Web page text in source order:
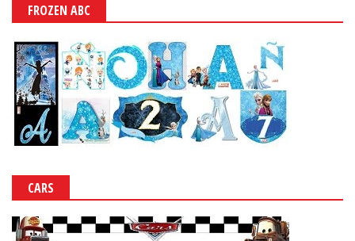
FROZEN ABC
CARS